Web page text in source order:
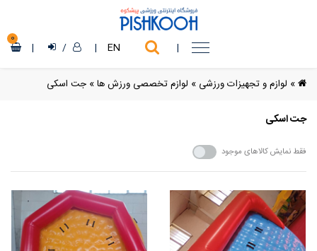
|
EN
|
/
|
0
» لوازم و تجهیزات ورزشی » لوازم تخصصی ورزش ها» جت اسکی
جت اسکی
فقط نمایش کالاهای موجود